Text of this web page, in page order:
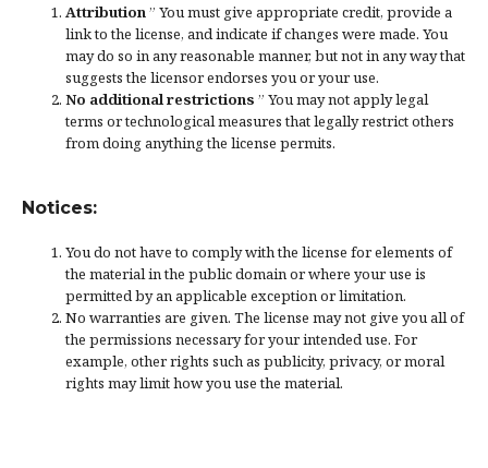
Attribution” You must give appropriate credit, provide a
link to the license, andindicate if changes were made. You
may do so in any reasonable manner, but not in any way that
suggests the licensor endorses you or your use.
No additional restrictions ” You may not apply legal
terms ortechnological measuresthat legally restrict others
from doing anything the license permits.
Notices:
You do not have to comply with the license for elements of
the material in the public domain or where your use is
permitted by an applicable exception or limitation.
No warranties are given. The license may not give you all of
the permissions necessary for your intended use. For
example, other rights such as publicity, privacy, or moral
rights may limit how you use the material.